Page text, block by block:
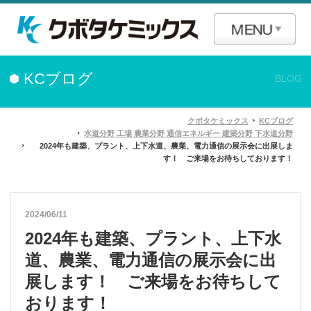
KCブログ BLOG
クボタケミックス
KCブログ
水道分野 工場 農業分野 通信エネルギー 建築分野 下水道分野
2024年も建築、プラント、上下水道、農業、電力通信の展示会に出展しま
す！ ご来場をお待ちしております！
2024/06/11
2024年も建築、プラント、上下水
道、農業、電力通信の展示会に出
展します！ ご来場をお待ちして
おります！